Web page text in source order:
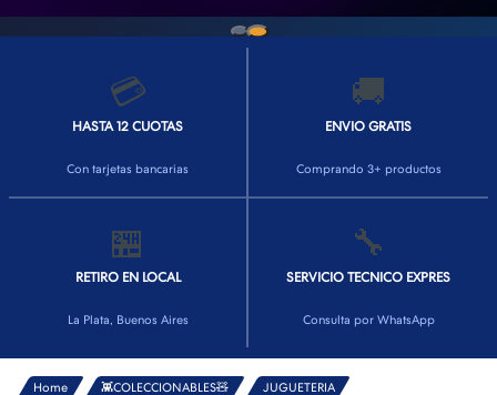
💳
HASTA 12 CUOTAS
Con tarjetas bancarias
🚚
ENVIO GRATIS
Comprando 3+ productos
🏪
RETIRO EN LOCAL
La Plata, Buenos Aires
🔧
SERVICIO TECNICO EXPRES
Consulta por WhatsApp
Home 👾COLECCIONABLES🧸 JUGUETERIA